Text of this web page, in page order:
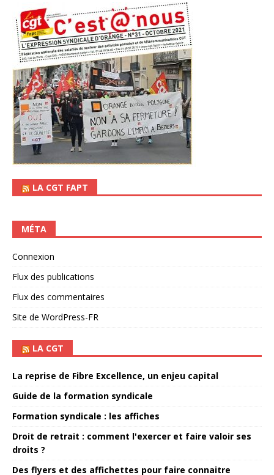
LA CGT FAPT
MÉTA
Connexion
Flux des publications
Flux des commentaires
Site de WordPress-FR
LA CGT
La reprise de Fibre Excellence, un enjeu capital
Guide de la formation syndicale
Formation syndicale : les affiches
Droit de retrait : comment l'exercer et faire valoir ses
droits ?
Des flyers et des affichettes pour faire connaitre